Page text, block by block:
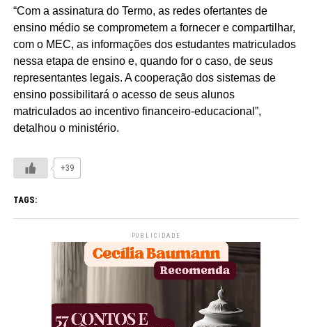
“Com a assinatura do Termo, as redes ofertantes de
ensino médio se comprometem a fornecer e compartilhar,
com o MEC, as informações dos estudantes matriculados
nessa etapa de ensino e, quando for o caso, de seus
representantes legais. A cooperação dos sistemas de
ensino possibilitará o acesso de seus alunos
matriculados ao incentivo financeiro-educacional”,
detalhou o ministério.
+39
TAGS:
PUBLICIDADE